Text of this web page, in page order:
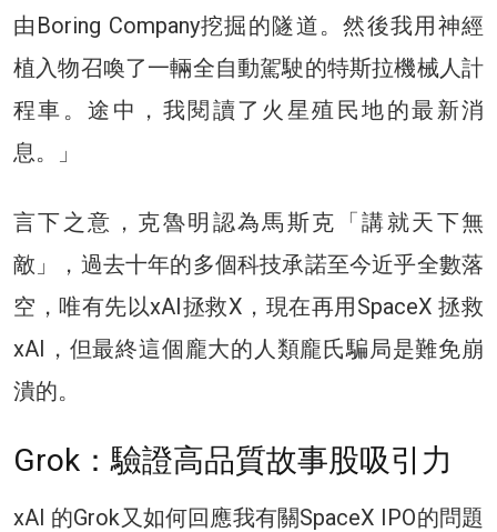
由Boring Company挖掘的隧道。然後我用神經
植入物召喚了一輛全自動駕駛的特斯拉機械人計
程車。途中，我閱讀了火星殖民地的最新消
息。」
言下之意，克魯明認為馬斯克「講就天下無
敵」，過去十年的多個科技承諾至今近乎全數落
空，唯有先以xAI拯救X，現在再用SpaceX 拯救
xAI，但最終這個龐大的人類龐氏騙局是難免崩
潰的。
Grok：驗證高品質故事股吸引力
xAI 的Grok又如何回應我有關SpaceX IPO的問題